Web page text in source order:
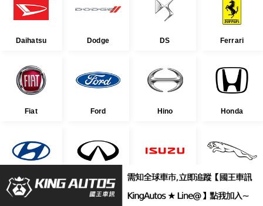
Daihatsu Dodge DS Ferrari
Fiat Ford Hino Honda
Hyundai Infiniti Isuzu Jaguar